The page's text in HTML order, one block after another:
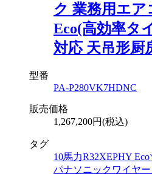
ク 業務用エ
Eco(高効率タ
対応 天吊形厨
型番
PA-P280VK7HDNC
販売価格
1,267,200円(税込)
タグ
10馬力R32XEPHY Eco
パナソニック ワイヤー